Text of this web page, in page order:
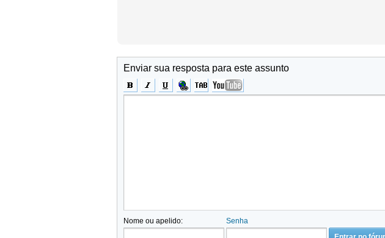
Enviar sua resposta para este assunto
Nome ou apelido: Senha